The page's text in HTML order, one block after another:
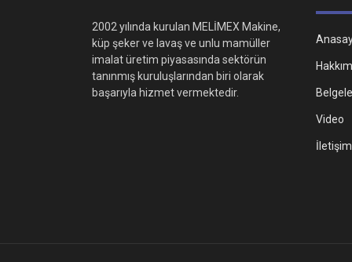
2002 yılında kurulan MELİMEX Makine,
küp şeker ve lavaş ve unlu mamüller
imalat üretim piyasasında sektörün
tanınmış kuruluşlarından biri olarak
başarıyla hizmet vermektedir.
Video
İletişim